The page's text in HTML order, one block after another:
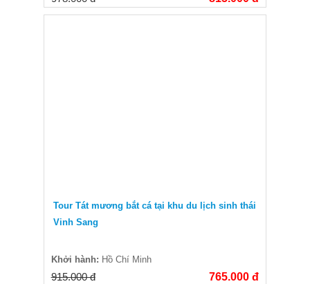
Tour Tát mương bắt cá tại khu du lịch sinh thái
Vinh Sang
Khởi hành: Hồ Chí Minh
915.000 đ 765.000 đ